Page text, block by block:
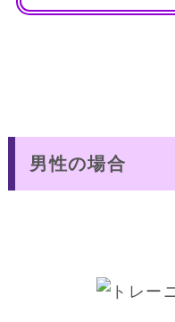
男性の場合